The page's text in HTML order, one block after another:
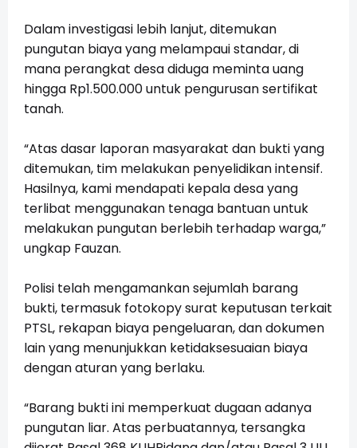
Dalam investigasi lebih lanjut, ditemukan
pungutan biaya yang melampaui standar, di
mana perangkat desa diduga meminta uang
hingga Rp1.500.000 untuk pengurusan sertifikat
tanah.
“Atas dasar laporan masyarakat dan bukti yang
ditemukan, tim melakukan penyelidikan intensif.
Hasilnya, kami mendapati kepala desa yang
terlibat menggunakan tenaga bantuan untuk
melakukan pungutan berlebih terhadap warga,”
ungkap Fauzan.
Polisi telah mengamankan sejumlah barang
bukti, termasuk fotokopy surat keputusan terkait
PTSL, rekapan biaya pengeluaran, dan dokumen
lain yang menunjukkan ketidaksesuaian biaya
dengan aturan yang berlaku.
“Barang bukti ini memperkuat dugaan adanya
pungutan liar. Atas perbuatannya, tersangka